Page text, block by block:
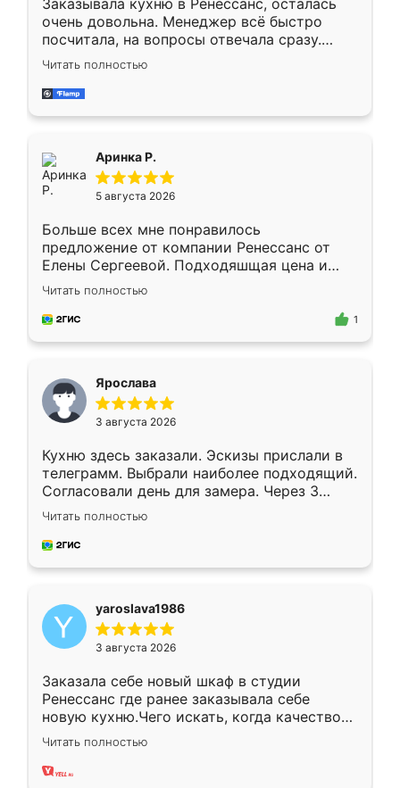
Заказывала кухню в Ренессанс, осталась
очень довольна. Менеджер всё быстро
посчитала, на вопросы отвечала сразу.
Замерщик приехал в субботу, подошёл к
делу со всей ответственностью. Собрали
за день, ребята работали аккуратно, даже
Читать полностью
Аринка Р.
5 августа 2026
Больше всех мне понравилось
предложение от компании Ренессанс от
Елены Сергеевой. Подходяшщая цена и
короткие сроки изготовления. Приехавший
для замера сотрудник Владислав
предложил по моему эскизу самый
Читать полностью
1
Ярослава
3 августа 2026
Кухню здесь заказали. Эскизы прислали в
телеграмм. Выбрали наиболее подходящий.
Согласовали день для замера. Через 3
недели кухня была уже готова. Остались
довольны работой. Спасибо Ренессанс
мебель за качественную работу!
Читать полностью
yaroslava1986
3 августа 2026
Заказала себе новый шкаф в студии
Ренессанс где ранее заказывала себе
новую кухню.Чего искать, когда качеством
вполне довольна. Служит кухня уже почти
два года, нареканий нет.
Читать полностью